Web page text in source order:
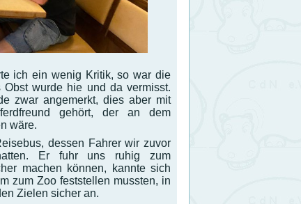
ich ein wenig Kritik, so war die
Obst wurde hie und da vermisst.
zwar angemerkt, dies aber mit
gehört, der an dem
wäre.
dessen Fahrer wir zuvor
Er fuhr uns ruhig zum
machen können, kannte sich
zum Zoo feststellen mussten, in
Zielen sicher an.